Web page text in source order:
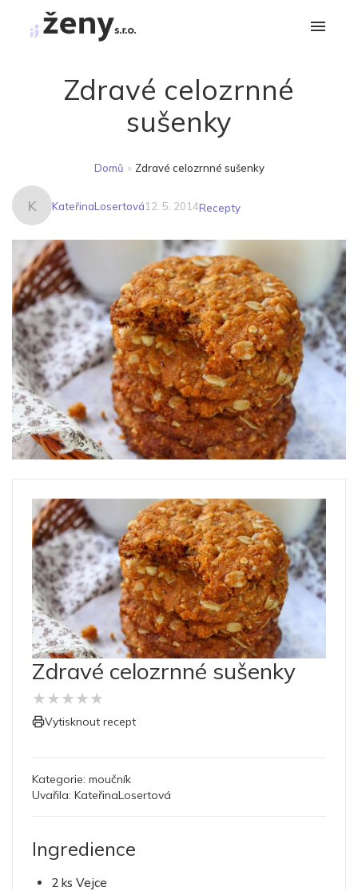
Zdravé celozrnné
sušenky
Domů » Zdravé celozrnné sušenky
K KateřinaLosertová12. 5. 2014Recepty
Zdravé celozrnné sušenky
★★★★★
Vytisknout recept
Kategorie: moučník
Uvařila: KateřinaLosertová
Ingredience
2 ks Vejce